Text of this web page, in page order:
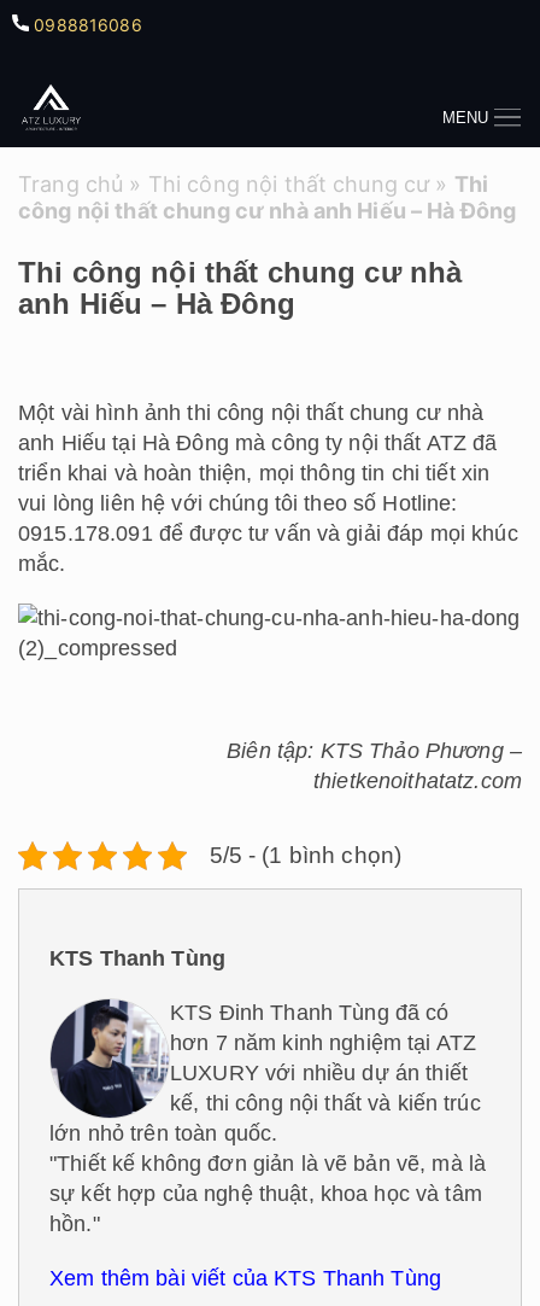
0988816086
MENU
Trang chủ » Thi công nội thất chung cư» Thi
công nội thất chung cư nhà anh Hiếu – Hà Đông
Thi công nội thất chung cư nhà
anh Hiếu – Hà Đông
Một vài hình ảnh thi công nội thất chung cư nhà
anh Hiếu tại Hà Đông mà công ty nội thất ATZ đã
triển khai và hoàn thiện, mọi thông tin chi tiết xin
vui lòng liên hệ với chúng tôi theo số Hotline:
0915.178.091 để được tư vấn và giải đáp mọi khúc
mắc.
Biên tập: KTS Thảo Phương –
thietkenoithatatz.com
5/5 - (1 bình chọn)
KTS Thanh Tùng
KTS Đinh Thanh Tùng đã có
hơn 7 năm kinh nghiệm tại ATZ
LUXURY với nhiều dự án thiết
kế, thi công nội thất và kiến trúc
lớn nhỏ trên toàn quốc.
"Thiết kế không đơn giản là vẽ bản vẽ, mà là
sự kết hợp của nghệ thuật, khoa học và tâm
hồn."
Xem thêm bài viết của KTS Thanh Tùng